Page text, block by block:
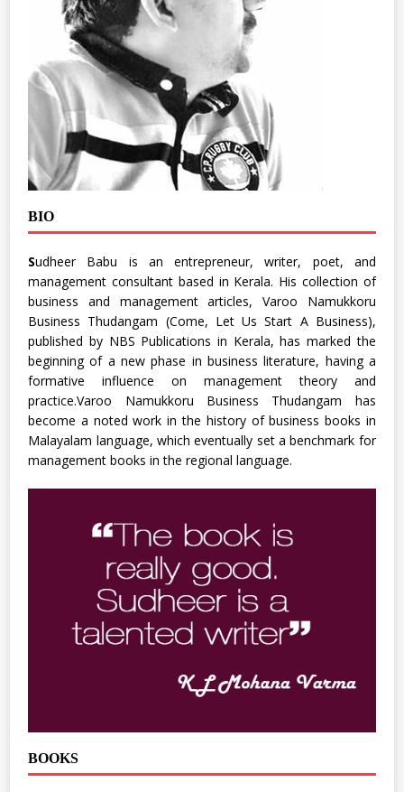
BIO
Sudheer Babu is an entrepreneur, writer, poet, and
management consultant based in Kerala. His collection of
business and management articles, Varoo Namukkoru
Business Thudangam (Come, Let Us Start A Business),
published by NBS Publications in Kerala, has marked the
beginning of a new phase in business literature, having a
formative influence on management theory and
practice.Varoo Namukkoru Business Thudangam has
become a noted work in the history of business books in
Malayalam language, which eventually set a benchmark for
management books in the regional language.
BOOKS